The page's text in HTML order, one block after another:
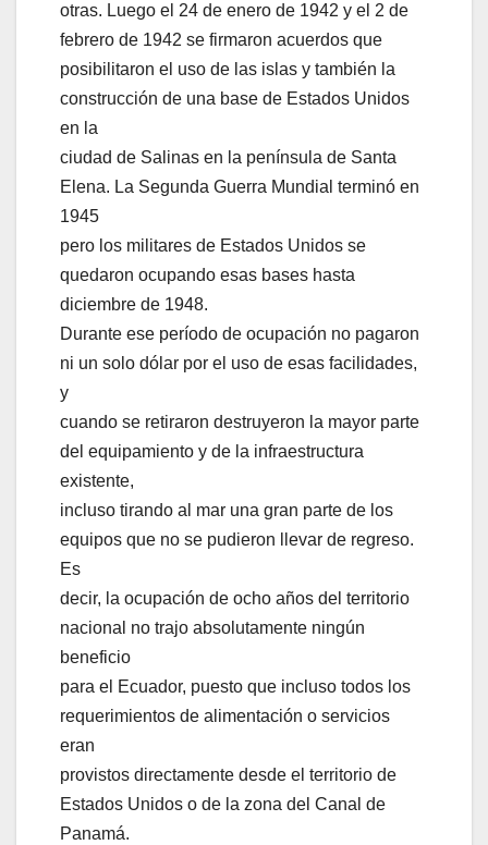
otras. Luego el 24 de enero de 1942 y el 2 de
febrero de 1942 se firmaron acuerdos que
posibilitaron el uso de las islas y también la
construcción de una base de Estados Unidos
en la
ciudad de Salinas en la península de Santa
Elena. La Segunda Guerra Mundial terminó en
1945
pero los militares de Estados Unidos se
quedaron ocupando esas bases hasta
diciembre de 1948.
Durante ese período de ocupación no pagaron
ni un solo dólar por el uso de esas facilidades,
y
cuando se retiraron destruyeron la mayor parte
del equipamiento y de la infraestructura
existente,
incluso tirando al mar una gran parte de los
equipos que no se pudieron llevar de regreso.
Es
decir, la ocupación de ocho años del territorio
nacional no trajo absolutamente ningún
beneficio
para el Ecuador, puesto que incluso todos los
requerimientos de alimentación o servicios
eran
provistos directamente desde el territorio de
Estados Unidos o de la zona del Canal de
Panamá.